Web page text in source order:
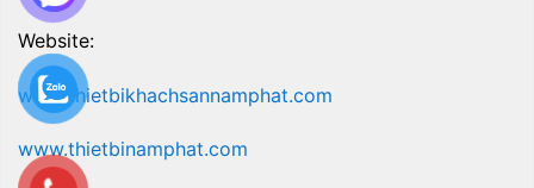
Website:
www.thietbikhachsannamphat.com
www.thietbinamphat.com